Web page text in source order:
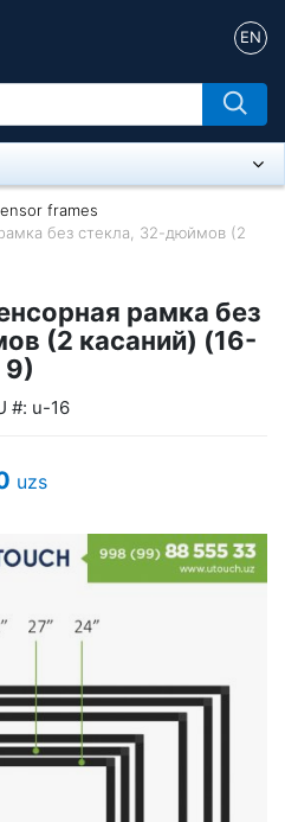
EN
frames
без стекла, 32-дюймов (2
рамка без
(2 касаний) (16-
9)
#: u-16
uzs